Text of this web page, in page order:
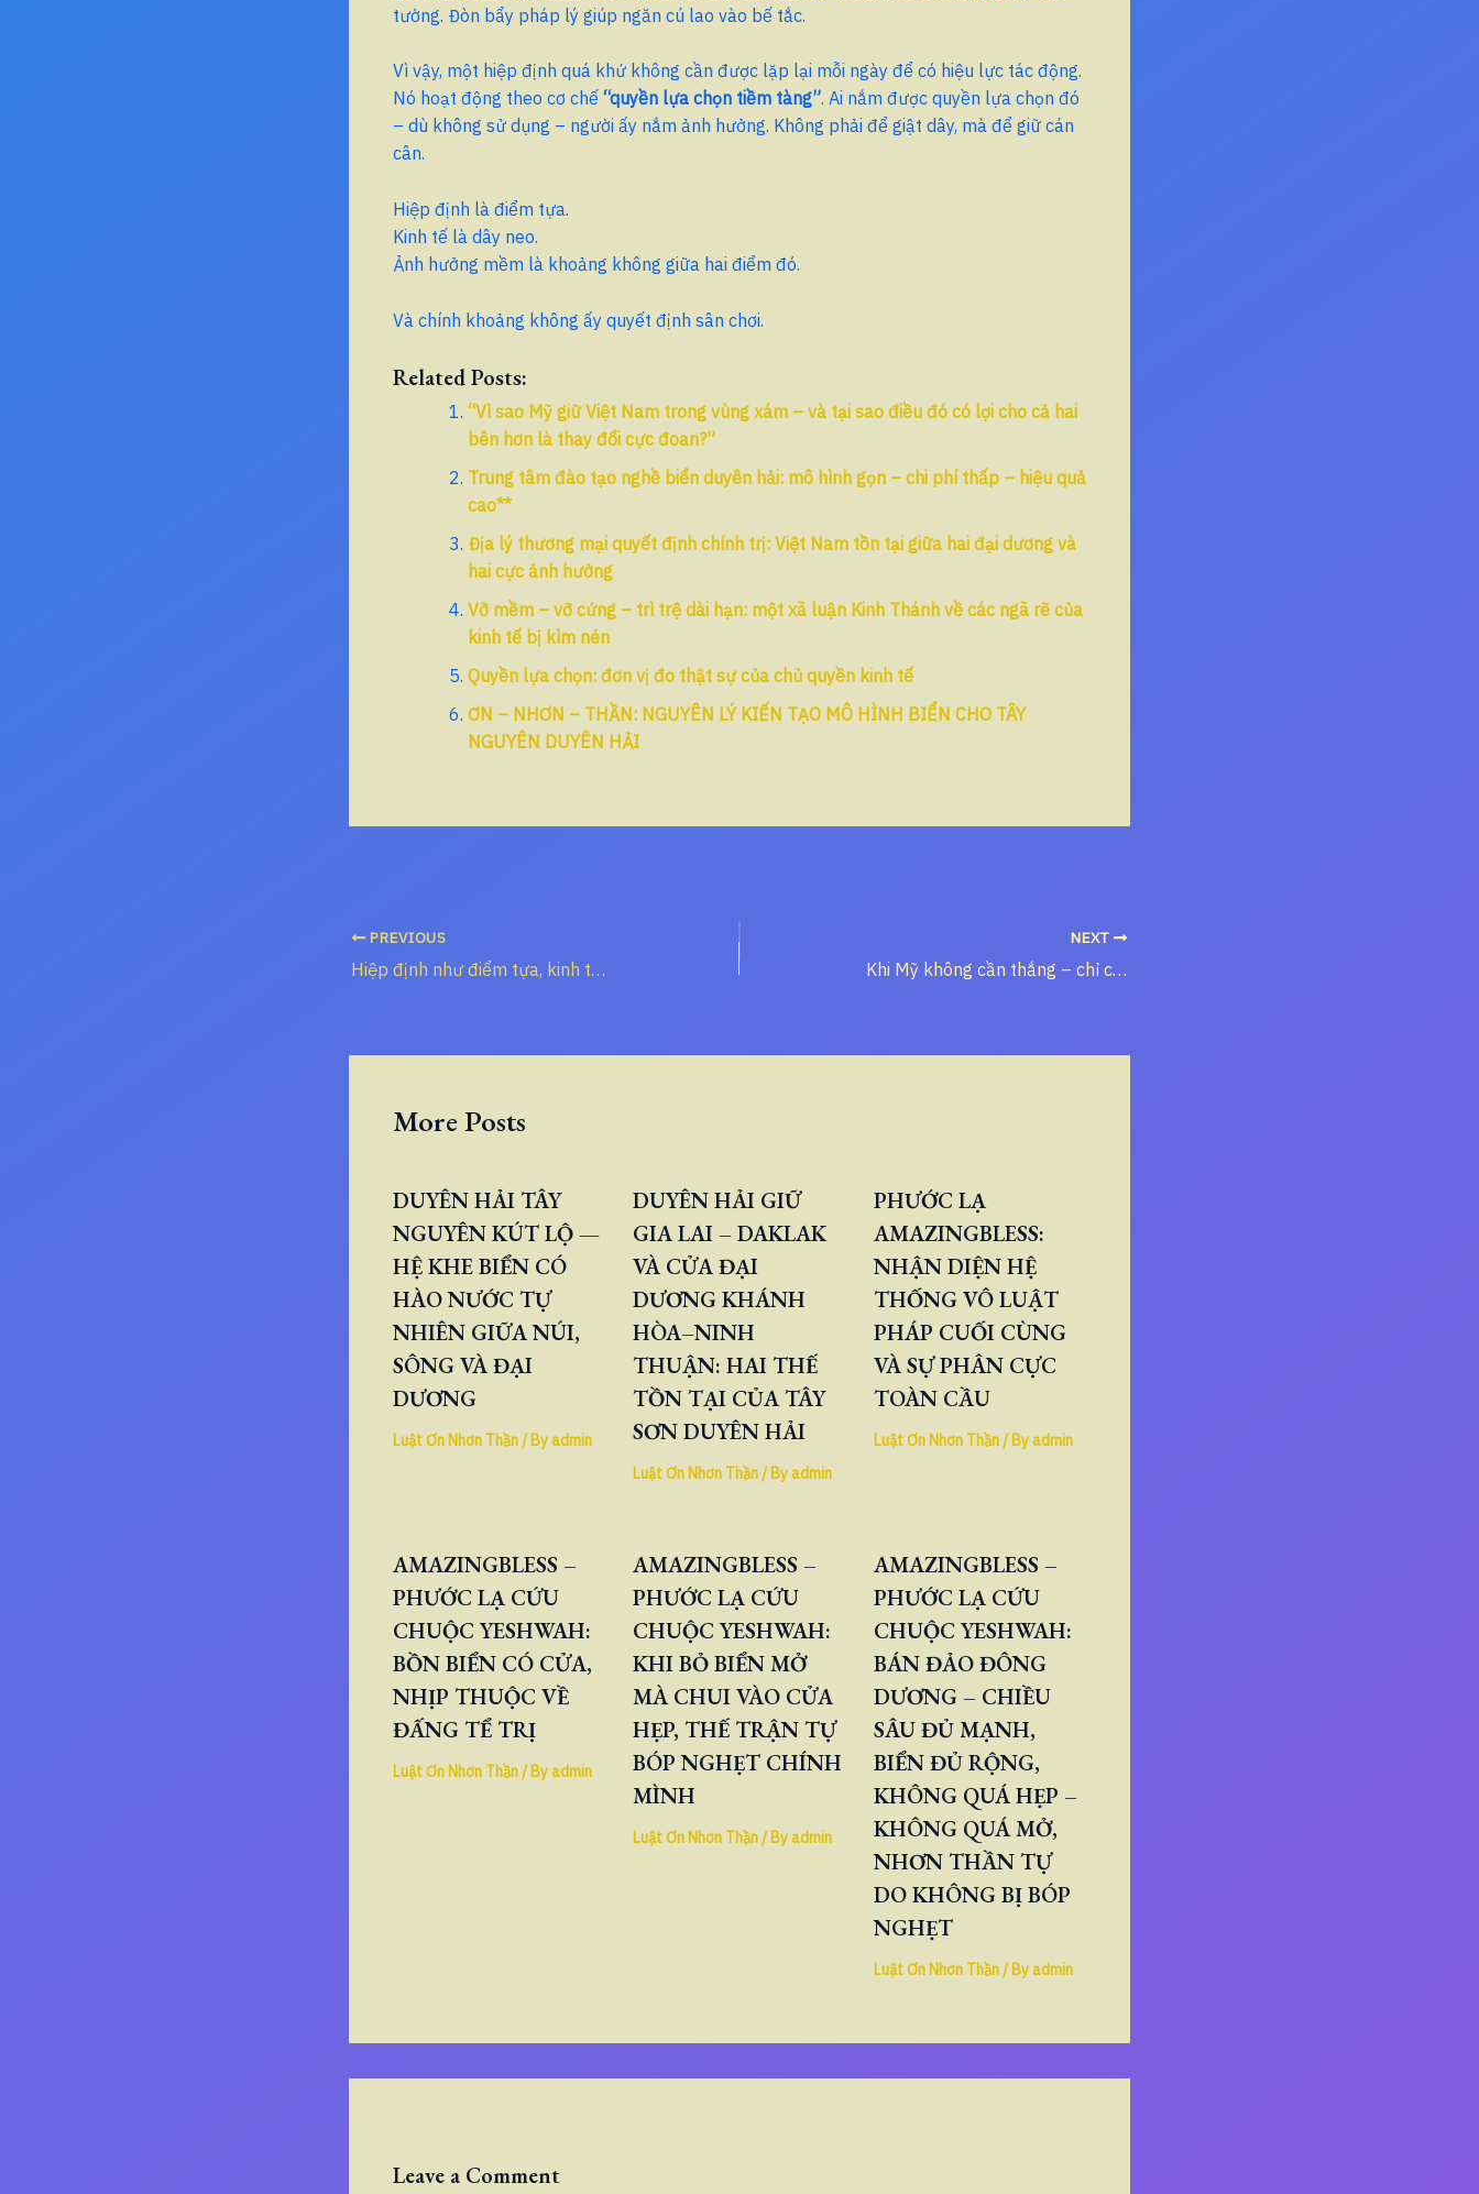
tường. Đòn bẩy pháp lý giúp ngăn cú lao vào bế tắc.
Vì vậy, một hiệp định quá khứ không cần được lặp lại mỗi ngày để có hiệu lực tác động.
Nó hoạt động theo cơ chế “quyền lựa chọn tiềm tàng”. Ai nắm được quyền lựa chọn đó
– dù không sử dụng – người ấy nắm ảnh hưởng. Không phải để giật dây, mà để giữ cán
cân.
Hiệp định là điểm tựa.
Kinh tế là dây neo.
Ảnh hưởng mềm là khoảng không giữa hai điểm đó.
Và chính khoảng không ấy quyết định sân chơi.
Related Posts:
“Vì sao Mỹ giữ Việt Nam trong vùng xám – và tại sao điều đó có lợi cho cả hai
bên hơn là thay đổi cực đoan?”
Trung tâm đào tạo nghề biển duyên hải: mô hình gọn – chi phí thấp – hiệu quả
cao**
Địa lý thương mại quyết định chính trị: Việt Nam tồn tại giữa hai đại dương và
hai cực ảnh hưởng
Vỡ mềm – vỡ cứng – trì trệ dài hạn: một xã luận Kinh Thánh về các ngã rẽ của
kinh tế bị kìm nén
Quyền lựa chọn: đơn vị đo thật sự của chủ quyền kinh tế
ƠN – NHƠN – THẦN: NGUYÊN LÝ KIẾN TẠO MÔ HÌNH BIỂN CHO TÂY
NGUYÊN DUYÊN HẢI
PREVIOUS
Hiệp định như điểm tựa, kinh tế như dây neo
NEXT
Khi Mỹ không cần thắng – chỉ cần không để bên khác thắng tuyệt đối
More Posts
DUYÊN HẢI TÂY
NGUYÊN KÚT LỘ —
HỆ KHE BIỂN CÓ
HÀO NƯỚC TỰ
NHIÊN GIỮA NÚI,
SÔNG VÀ ĐẠI
DƯƠNG
Luật Ơn Nhơn Thần/ Byadmin
DUYÊN HẢI GIỮ
GIA LAI – DAKLAK
VÀ CỬA ĐẠI
DƯƠNG KHÁNH
HÒA–NINH
THUẬN: HAI THẾ
TỒN TẠI CỦA TÂY
SƠN DUYÊN HẢI
Luật Ơn Nhơn Thần/ Byadmin
PHƯỚC LẠ
AMAZINGBLESS:
NHẬN DIỆN HỆ
THỐNG VÔ LUẬT
PHÁP CUỐI CÙNG
VÀ SỰ PHÂN CỰC
TOÀN CẦU
Luật Ơn Nhơn Thần/ Byadmin
AMAZINGBLESS –
PHƯỚC LẠ CỨU
CHUỘC YESHWAH:
BỒN BIỂN CÓ CỬA,
NHỊP THUỘC VỀ
ĐẤNG TỂ TRỊ
Luật Ơn Nhơn Thần/ Byadmin
AMAZINGBLESS –
PHƯỚC LẠ CỨU
CHUỘC YESHWAH:
KHI BỎ BIỂN MỞ
MÀ CHUI VÀO CỬA
HẸP, THẾ TRẬN TỰ
BÓP NGHẸT CHÍNH
MÌNH
Luật Ơn Nhơn Thần/ Byadmin
AMAZINGBLESS –
PHƯỚC LẠ CỨU
CHUỘC YESHWAH:
BÁN ĐẢO ĐÔNG
DƯƠNG – CHIỀU
SÂU ĐỦ MẠNH,
BIỂN ĐỦ RỘNG,
KHÔNG QUÁ HẸP –
KHÔNG QUÁ MỞ,
NHƠN THẦN TỰ
DO KHÔNG BỊ BÓP
NGHẸT
Luật Ơn Nhơn Thần/ Byadmin
Leave a Comment